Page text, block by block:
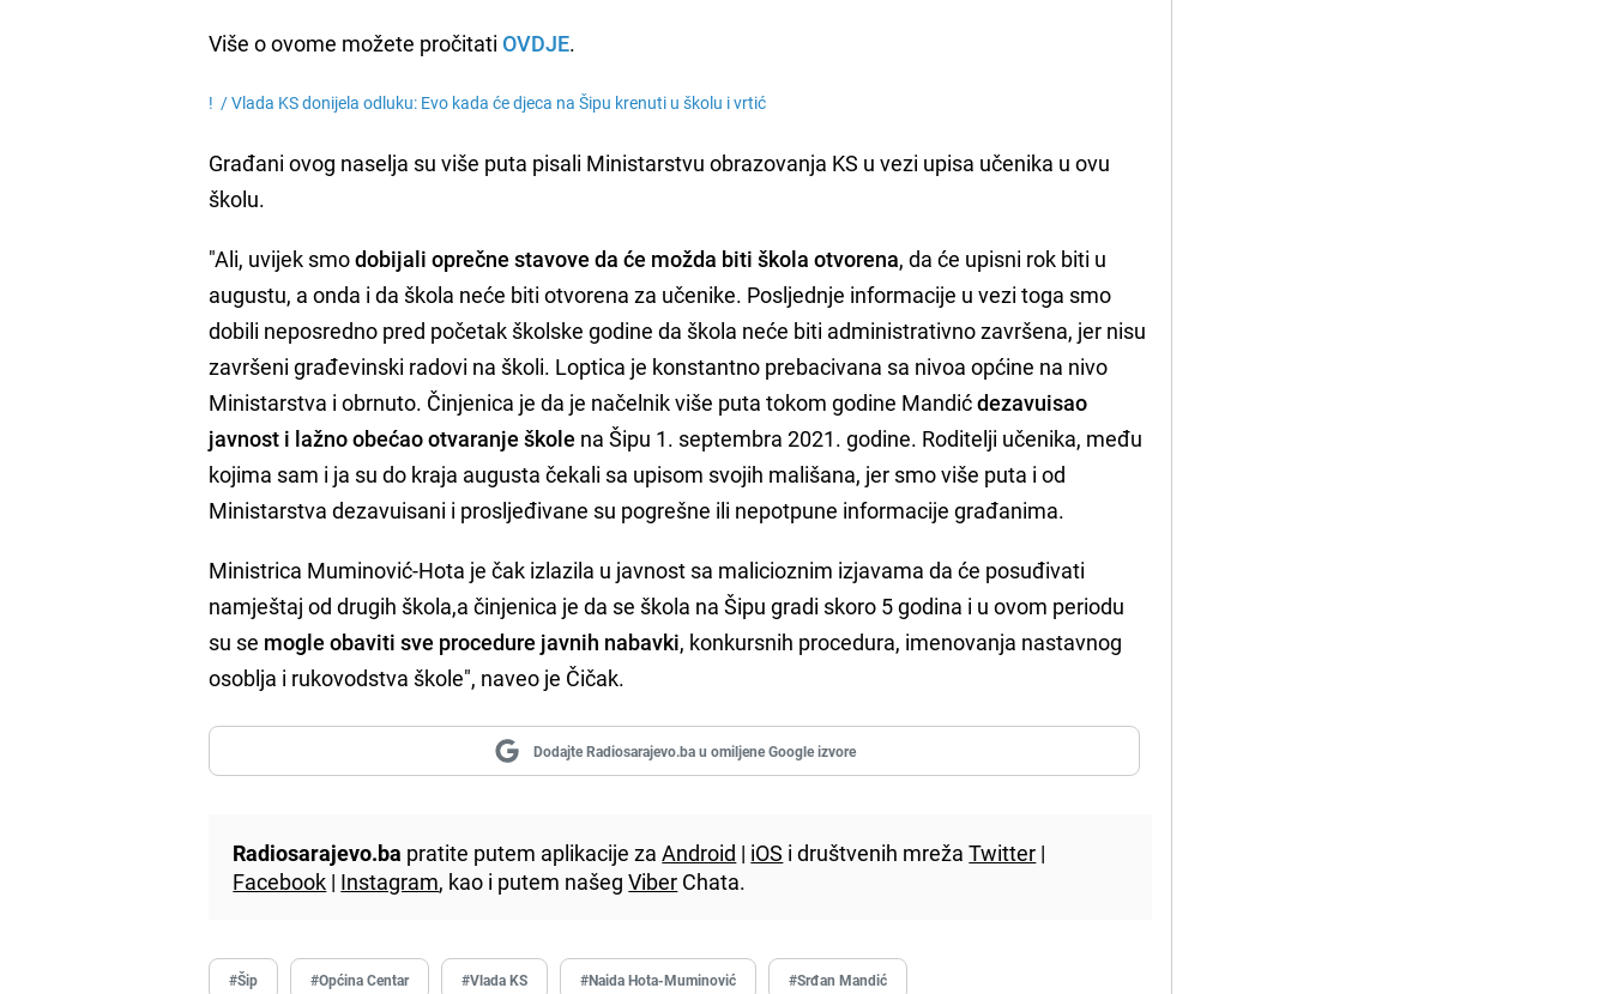
Više o ovome možete pročitati OVDJE.
! /Vlada KS donijela odluku: Evo kada će djeca na Šipu krenuti u školu i vrtić
Građani ovog naselja su više puta pisali Ministarstvu obrazovanja KS u vezi upisa učenika u ovu
školu.
"Ali, uvijek smodobijali oprečne stavove da će možda biti škola otvorena, da će upisni rok biti u
augustu, a onda i da škola neće biti otvorena za učenike. Posljednje informacije u vezi toga smo
dobili neposredno pred početak školske godine da škola neće biti administrativno završena, jer nisu
završeni građevinski radovi na školi. Loptica je konstantno prebacivana sa nivoa općine na nivo
Ministarstva i obrnuto. Činjenica je da je načelnik više puta tokom godine Mandićdezavuisao
javnost i lažno obećao otvaranje škole na Šipu 1. septembra 2021. godine. Roditelji učenika, među
kojima sam i ja su do kraja augusta čekali sa upisom svojih mališana, jer smo više puta i od
Ministarstva dezavuisani i prosljeđivane su pogrešne ili nepotpune informacije građanima.
Ministrica Muminović-Hota je čak izlazila u javnost sa malicioznim izjavama da će posuđivati
namještaj od drugih škola,a činjenica je da se škola na Šipu gradi skoro 5 godina i u ovom periodu
su se mogle obaviti sve procedure javnih nabavki, konkursnih procedura, imenovanja nastavnog
osoblja i rukovodstva škole", naveo je Čičak.
Dodajte Radiosarajevo.ba u omiljene Google izvore
Radiosarajevo.ba pratite putem aplikacije zaAndroid | iOS i društvenih mrežaTwitter |
Facebook | Instagram, kao i putem našegViber Chata.
#Šip #Općina Centar #Vlada KS #Naida Hota-Muminović #Srđan Mandić